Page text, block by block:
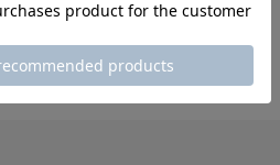
madras/LANVIN COLLECTION 南大沢アウ